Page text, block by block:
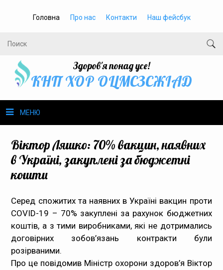
Головна Про нас Контакти Наш фейсбук
Здоров'я понад усе!
КНП ХОР ОЦМСЗСЖIАД
МЕНЮ
Громадське здоров’я
Громадянам
Медпрацівникам
Статистика
Віктор Ляшко: 70% вакцин, наявних
в Україні, закуплені за бюджетні
кошти
Серед спожитих та наявних в Україні вакцин проти
COVID-19 – 70% закуплені за рахунок бюджетних
коштів, а з тими виробниками, які не дотримались
договірних зобов’язань контракти були
розірваними.
Про це повідомив Міністр охорони здоров’я Віктор